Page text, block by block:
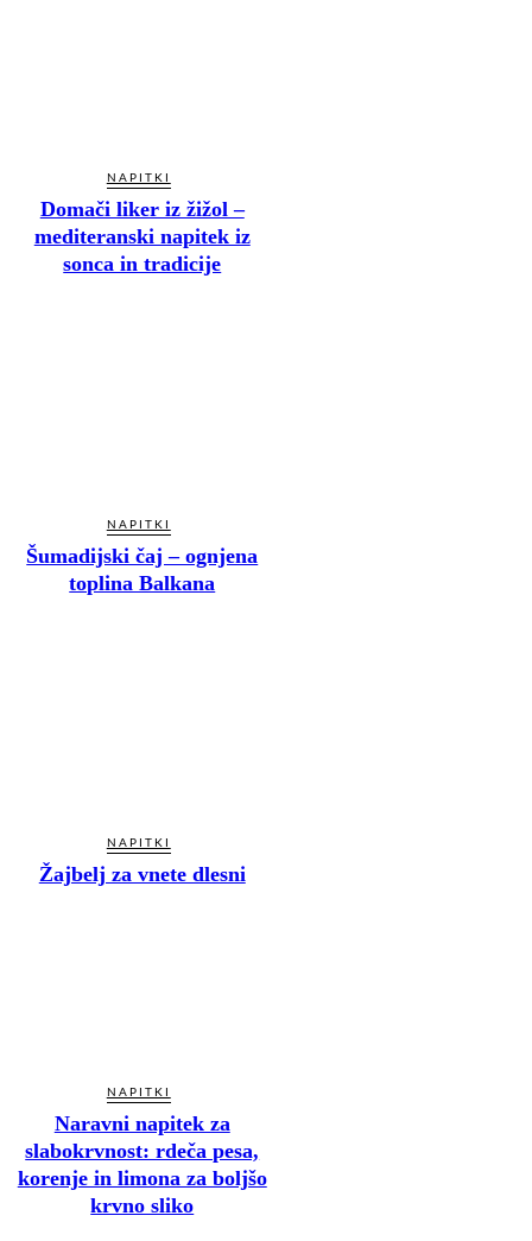
NAPITKI
Domači liker iz žižol –
mediteranski napitek iz
sonca in tradicije
NAPITKI
Šumadijski čaj – ognjena
toplina Balkana
NAPITKI
Žajbelj za vnete dlesni
NAPITKI
Naravni napitek za
slabokrvnost: rdeča pesa,
korenje in limona za boljšo
krvno sliko